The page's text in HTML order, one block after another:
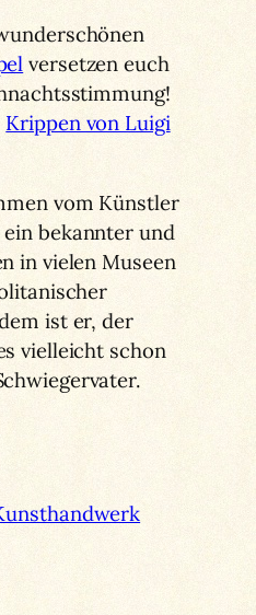
versetzen euch
Krippen von Luigi
vom Künstler
bekannter und
in vielen Museen
ist er, der
vielleicht schon